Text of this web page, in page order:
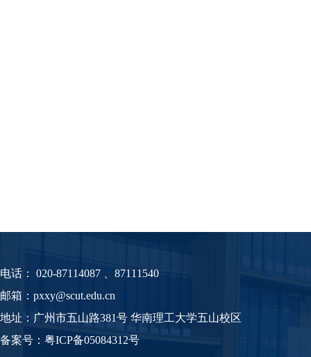
电话： 020-87114087 、87111540
邮箱：pxxy@scut.edu.cn
地址：广州市五山路381号 华南理工大学五山校区
备案号： 粤ICP备05084312号